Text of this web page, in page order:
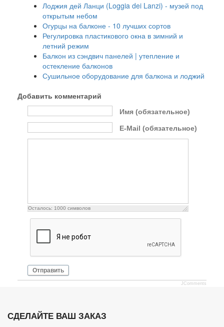
Лоджия дей Ланци (Loggia dei Lanzi) - музей под
открытым небом
Огурцы на балконе - 10 лучших сортов
Регулировка пластикового окна в зимний и
летний режим
Балкон из сэндвич панелей | утепление и
остекление балконов
Сушильное оборудование для балкона и лоджий
Добавить комментарий
Имя (обязательное)
E-Mail (обязательное)
Осталось: 1000 символов
Отправить
JComments
СДЕЛАЙТЕ ВАШ ЗАКАЗ